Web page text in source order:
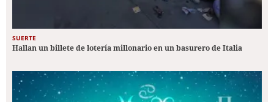
SUERTE
Hallan un billete de lotería millonario en un basurero de Italia